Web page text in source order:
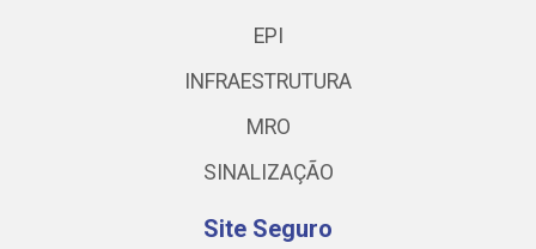
EPI
INFRAESTRUTURA
MRO
SINALIZAÇÃO
Site Seguro